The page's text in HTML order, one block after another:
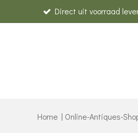
Direct uit voorraad
Home | Online-Antiques-